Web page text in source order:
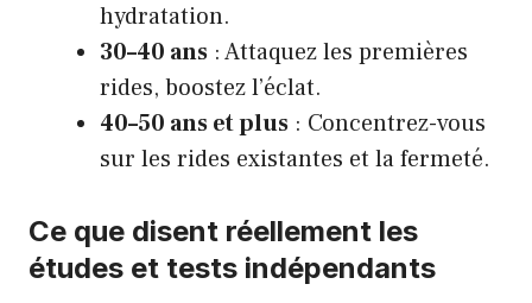
hydratation.
30–40 ans : Attaquez les premières
rides, boostez l’éclat.
40–50 ans et plus : Concentrez-vous
sur les rides existantes et la fermeté.
Ce que disent réellement les
études et tests indépendants